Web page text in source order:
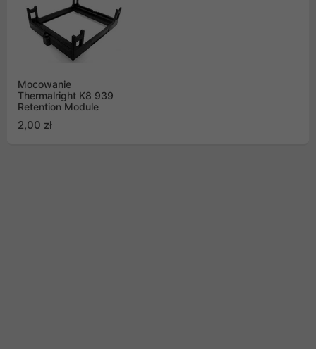
Mocowanie
Thermalright K8 939
Retention Module
2,00 zł